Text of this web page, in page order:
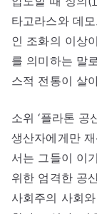
타고라스와 데
인 조화의 이상
를 의미하는 말
스적 전통이 살
소위 ‘플라톤 공
생산자에게만
서는 그들이 이
위한 엄격한 공
사회주의 사회